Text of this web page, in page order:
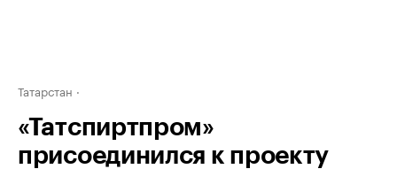
Татарстан
«Татспиртпром»
присоединился к проекту